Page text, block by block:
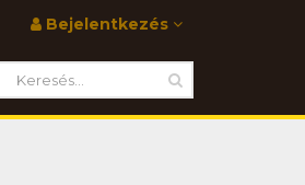
Bejelentkezés